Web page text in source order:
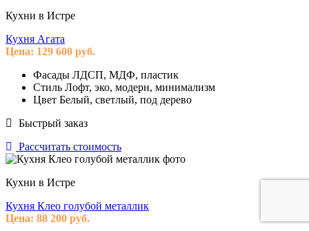
Кухни в Истре
Кухня Агата
Цена: 129 600 руб.
Фасады ЛДСП, МДФ, пластик
Стиль Лофт, эко, модерн, минимализм
Цвет Белый, светлый, под дерево
Быстрый заказ
Рассчитать стоимость
Кухни в Истре
Кухня Клео голубой металлик
Цена: 88 200 руб.